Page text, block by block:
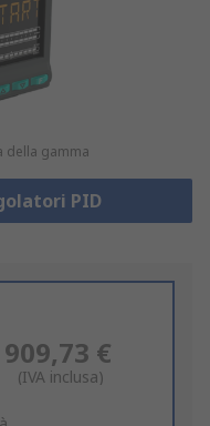
della gamma
PID
909,73 €
(IVA inclusa)